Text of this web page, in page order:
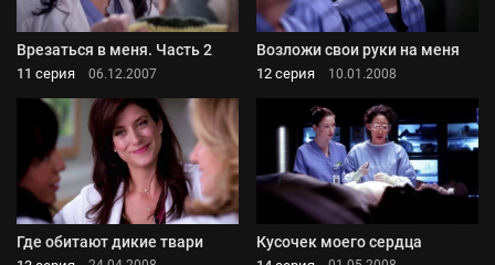
Врезаться в меня. Часть 2
11 серия 06.12.2007
Возложи свои руки на меня
12 серия 10.01.2008
Где обитают дикие твари Кусочек моего сердца